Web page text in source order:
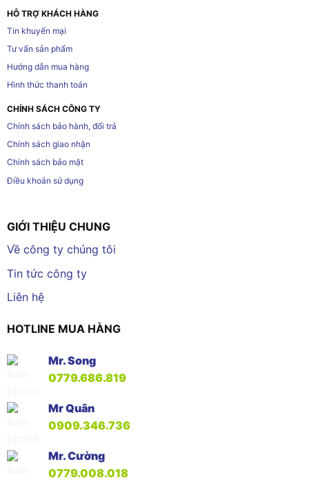
HỖ TRỢ KHÁCH HÀNG
Tin khuyến mại
Tư vấn sản phẩm
Hướng dẫn mua hàng
Hình thức thanh toán
CHÍNH SÁCH CÔNG TY
Chính sách bảo hành, đổi trả
Chính sách giao nhận
Chính sách bảo mật
Điều khoản sử dụng
GIỚI THIỆU CHUNG
Về công ty chúng tôi
Tin tức công ty
Liên hệ
HOTLINE MUA HÀNG
Mr. Song
0779.686.819
Mr Quân
0909.346.736
Mr. Cường
0779.008.018